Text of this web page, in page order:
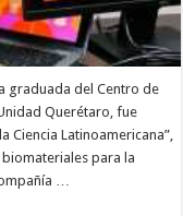
graduada del Centro de
Querétaro, fue
Ciencia Latinoamericana”,
para la
…